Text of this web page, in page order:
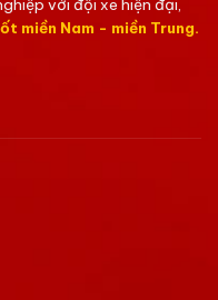
với đội xe hiện đại,
miền Nam - miền Trung.